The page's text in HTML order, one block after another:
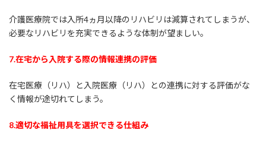
介護医療院では入所4ヵ月以降のリハビリは減算されてしまうが、
必要なリハビリを充実できるような体制が望ましい。
7.在宅から入院する際の情報連携の評価
在宅医療（リハ）と入院医療（リハ）との連携に対する評価がな
く情報が途切れてしまう。
8.適切な福祉用具を選択できる仕組み